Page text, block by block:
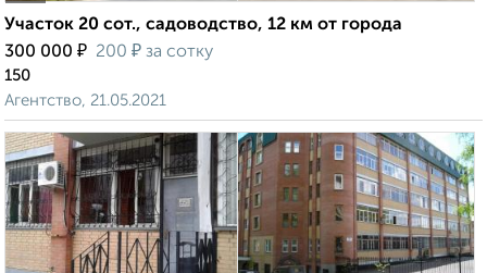
Участок 20 сот., садоводство, 12 км от города
300 000 ₽ 200 ₽ за сотку
150
Агентство, 21.05.2021